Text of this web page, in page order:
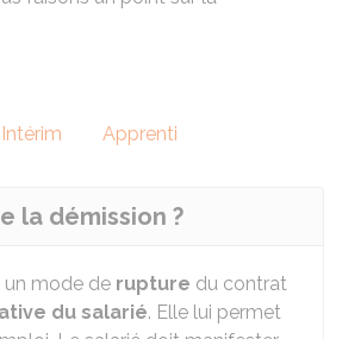
Intérim Apprenti
la démission ?
un mode de rupture du contrat
du salarié. Elle lui permet